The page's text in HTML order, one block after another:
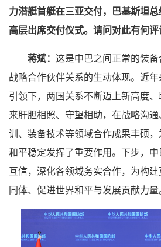
力潜艇首艇在三亚交付，巴基斯坦
高层出席交付仪式。请问对此有何评
蒋斌： 这是中巴之间正常的装
战略合作伙伴关系的生动体现。近
引领下，两国关系不断迈上新高度
来肝胆相照、守望相助，在战略沟
训、装备技术等领域合作成果丰硕
和平稳定发挥了重要作用。下步，
互信，深化各领域务实合作，为构
同体、促进世界和平与发展贡献力量